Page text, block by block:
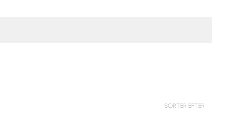
SORTER EFTER